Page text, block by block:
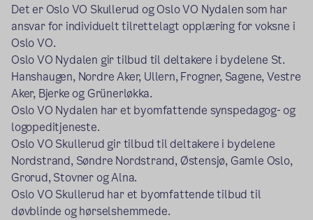
Det er Oslo VO Skullerud og Oslo VO Nydalen som har
ansvar for individuelt tilrettelagt opplæring for voksne i
Oslo VO.
Oslo VO Nydalen gir tilbud til deltakere i bydelene St.
Hanshaugen, Nordre Aker, Ullern, Frogner, Sagene, Vestre
Aker, Bjerke og Grünerløkka.
Oslo VO Nydalen har et byomfattende synspedagog- og
logopeditjeneste.
Oslo VO Skullerud gir tilbud til deltakere i bydelene
Nordstrand, Søndre Nordstrand, Østensjø, Gamle Oslo,
Grorud, Stovner og Alna.
Oslo VO Skullerud har et byomfattende tilbud til
døvblinde og hørselshemmede.